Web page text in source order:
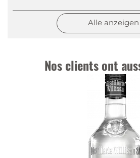
Alle anzeigen
Nos clients ont